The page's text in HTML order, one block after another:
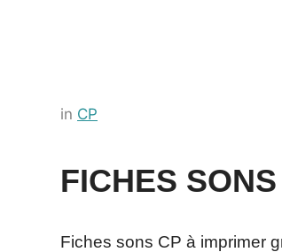
Posted
juillet
by
in CP
FICHES
Fiches sons CP à imprimer